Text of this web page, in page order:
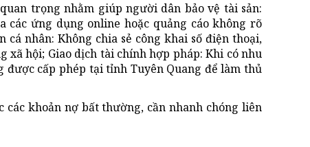
trọng nhằm giúp người dân bảo vệ tài sản:
các ứng dụng online hoặc quảng cáo không rõ
nhân: Không chia sẻ công khai số điện thoại,
hội; Giao dịch tài chính hợp pháp: Khi có nhu
cấp phép tại tỉnh Tuyên Quang để làm thủ
các khoản nợ bất thường, cần nhanh chóng liên